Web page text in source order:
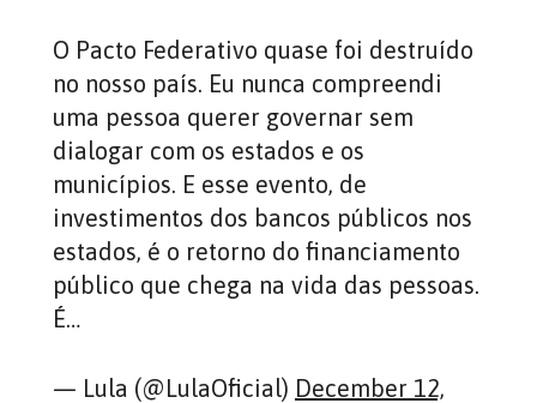
O Pacto Federativo quase foi destruído
no nosso país. Eu nunca compreendi
uma pessoa querer governar sem
dialogar com os estados e os
municípios. E esse evento, de
investimentos dos bancos públicos nos
estados, é o retorno do financiamento
público que chega na vida das pessoas.
É…
— Lula (@LulaOficial) December 12,